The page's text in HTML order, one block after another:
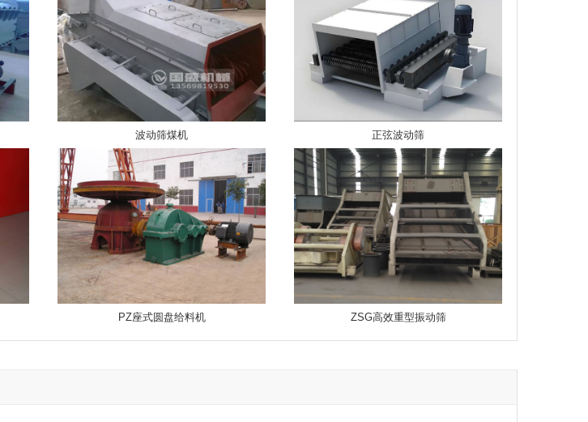
波动筛煤机 正弦波动筛
PZ座式圆盘给料机 ZSG高效重型振动筛